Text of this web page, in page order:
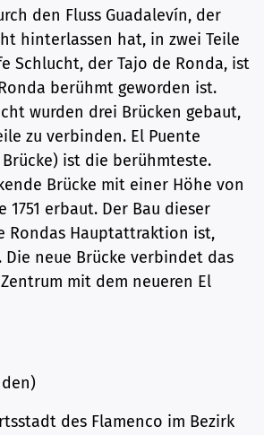
den Fluss Guadalevín, der
hinterlassen hat, in zwei Teile
Schlucht, der Tajo de Ronda, ist
berühmt geworden ist.
wurden drei Brücken gebaut,
zu verbinden. El Puente
ist die berühmteste.
Brücke mit einer Höhe von
1751 erbaut. Der Bau dieser
Rondas Hauptattraktion ist,
Die neue Brücke verbindet das
mit dem neueren El
des Flamenco im Bezirk